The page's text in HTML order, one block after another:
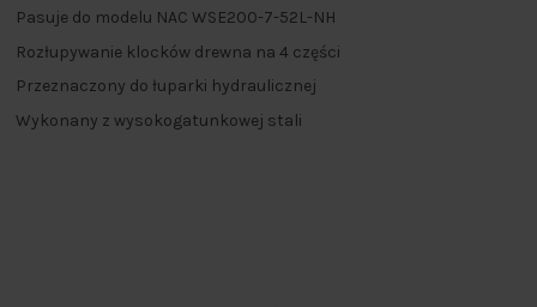
Pasuje do modelu NAC WSE200-7-52L-NH
Rozłupywanie klocków drewna na 4 części
Przeznaczony do łuparki hydraulicznej
Wykonany z wysokogatunkowej stali